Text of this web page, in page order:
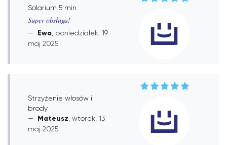
Solarium 5 min
Super obsługa!
Ewa , poniedziałek, 19
maj 2025
Strzyżenie włosów i
brody
Mateusz , wtorek, 13
maj 2025